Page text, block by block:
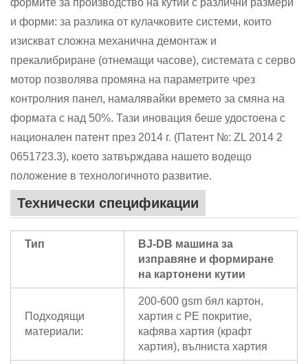
и форми: за разлика от кулачковите системи, които
изискват сложна механична демонтаж и
прекалибриране (отнемащи часове), системата с серво
мотор позволява промяна на параметрите чрез
контролния панел, намалявайки времето за смяна на
формата с над 50%. Тази иновация беше удостоена с
национален патент през 2014 г. (Патент №: ZL 2014 2
0651723.3), което затвърждава нашето водещо
положение в технологичното развитие.
Технически спецификации
Тип
BJ-DB машина за
изправяне и формиране
на картонени кутии
Подходящи
материали:
200-600 gsm бял картон,
хартия с PE покритие,
кафява хартия (крафт
хартия), вълниста хартия